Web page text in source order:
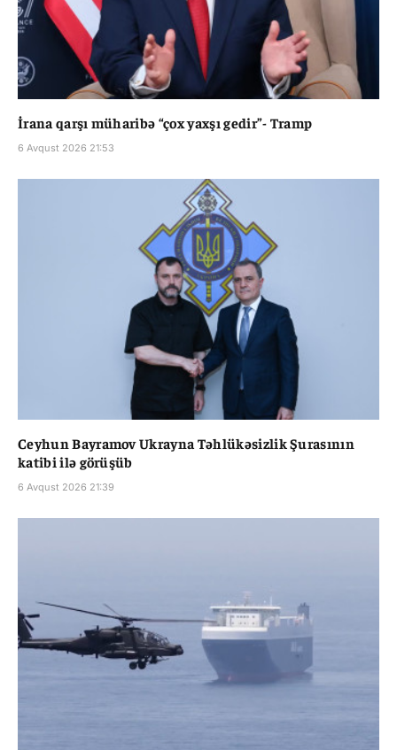
İrana qarşı müharibə “çox yaxşı gedir”- Tramp
6 Avqust 2026 21:53
Ceyhun Bayramov Ukrayna Təhlükəsizlik Şurasının
katibi ilə görüşüb
6 Avqust 2026 21:39